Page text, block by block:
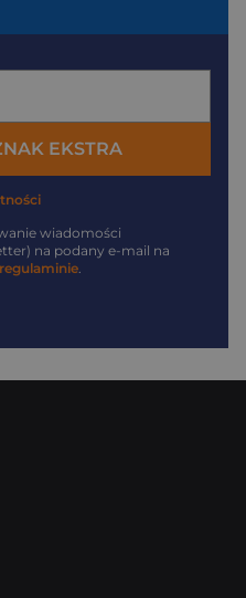
EKSTRA
wiadomości
na podany e-mail na
regulaminie.